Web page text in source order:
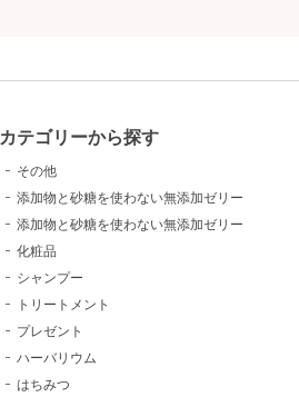
カテゴリーから探す
その他
添加物と砂糖を使わない無添加ゼリー
添加物と砂糖を使わない無添加ゼリー
化粧品
シャンプー
トリートメント
プレゼント
ハーバリウム
はちみつ